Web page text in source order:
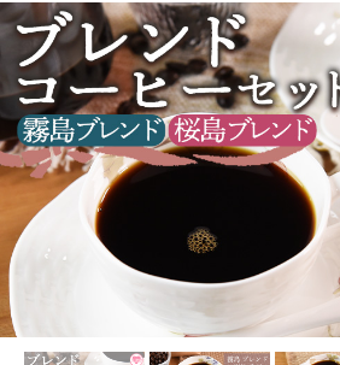
TOP 飲料（酒以外） ソフトドリンク